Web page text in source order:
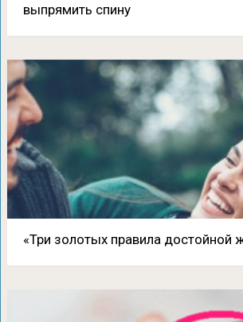
выпрямить спину
«Три золотых правила достойной